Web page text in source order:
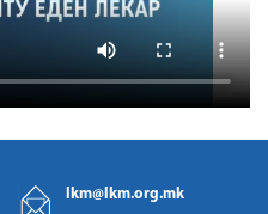
lkm@lkm.org.mk